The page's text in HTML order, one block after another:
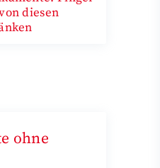
diesen
ohne